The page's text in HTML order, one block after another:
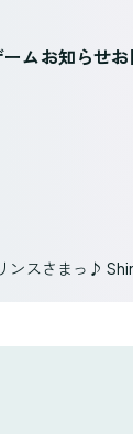
ームお知らせ
スさまっ♪